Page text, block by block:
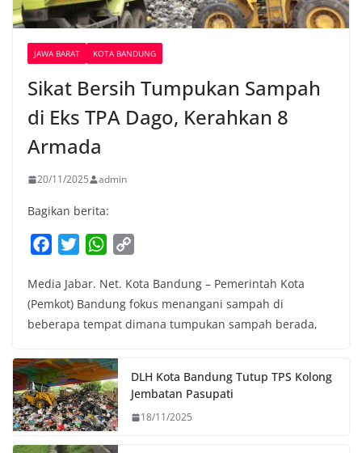
JAWA BARAT KOTA BANDUNG
Sikat Bersih Tumpukan Sampah
di Eks TPA Dago, Kerahkan 8
Armada
20/11/2025 admin
Bagikan berita:
c
e
b
o
k
i
t
t
r
W
a
t
s
p
p
p
y
L
n
k
Media Jabar. Net. Kota Bandung – Pemerintah Kota
(Pemkot) Bandung fokus menangani sampah di
beberapa tempat dimana tumpukan sampah berada,
DLH Kota Bandung Tutup TPS Kolong
Jembatan Pasupati
18/11/2025